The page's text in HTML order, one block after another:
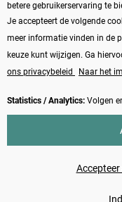
Betaalmethoden
betere gebruikerservaring te
Je accepteert de volgende
meer informatie vinden in de
keuze kunt wijzigen. Ga
ons privacybeleid
Naar het
Statistics / Analytics: Volgen